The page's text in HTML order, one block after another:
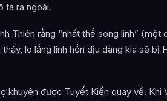
ta ra ngoài.
Thiên rằng “nhất thể song linh” (một
lo lắng linh hồn dịu dàng kia sẽ bị
khuyên được Tuyết Kiến quay về. Khi